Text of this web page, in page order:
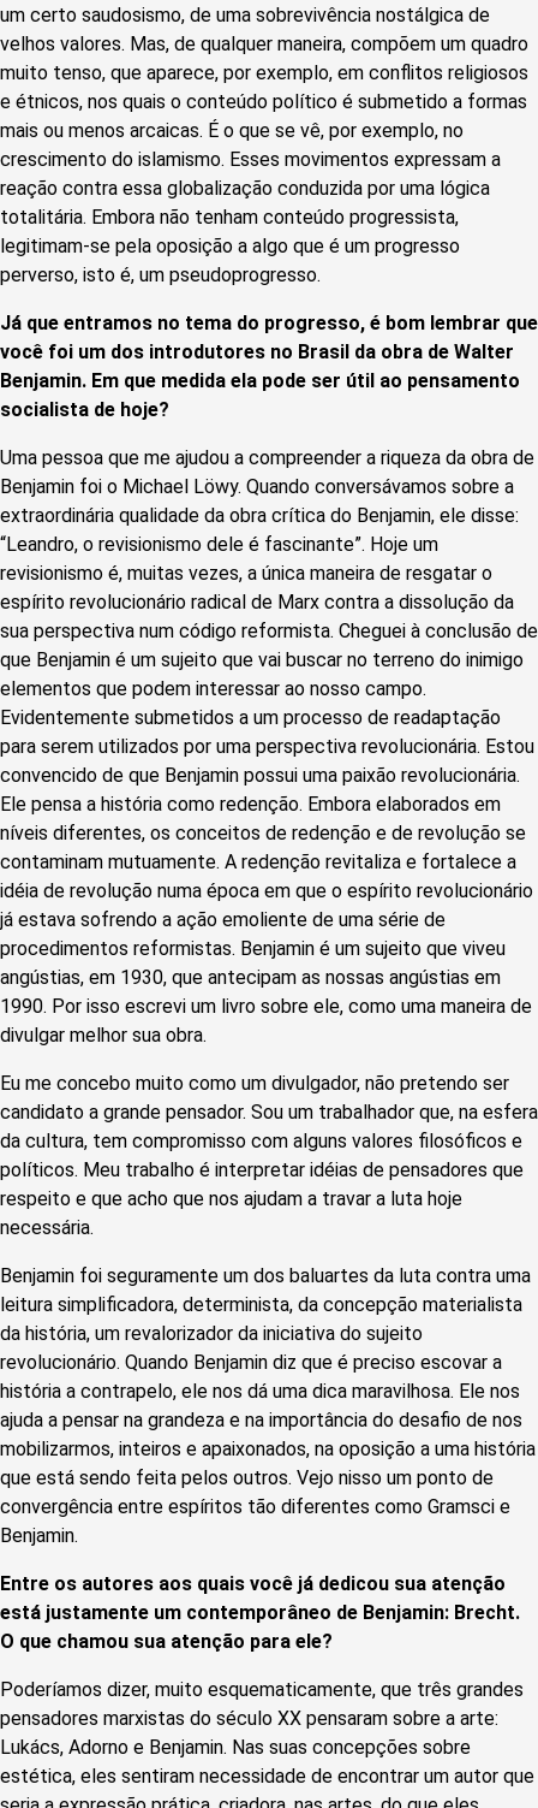
um certo saudosismo, de uma sobrevivência nostálgica de
velhos valores. Mas, de qualquer maneira, compõem um quadro
muito tenso, que aparece, por exemplo, em conflitos religiosos
e étnicos, nos quais o conteúdo político é submetido a formas
mais ou menos arcaicas. É o que se vê, por exemplo, no
crescimento do islamismo. Esses movimentos expressam a
reação contra essa globalização conduzida por uma lógica
totalitária. Embora não tenham conteúdo progressista,
legitimam-se pela oposição a algo que é um progresso
perverso, isto é, um pseudoprogresso.
Já que entramos no tema do progresso, é bom lembrar que
você foi um dos introdutores no Brasil da obra de Walter
Benjamin. Em que medida ela pode ser útil ao pensamento
socialista de hoje?
Uma pessoa que me ajudou a compreender a riqueza da obra de
Benjamin foi o Michael Löwy. Quando conversávamos sobre a
extraordinária qualidade da obra crítica do Benjamin, ele disse:
“Leandro, o revisionismo dele é fascinante”. Hoje um
revisionismo é, muitas vezes, a única maneira de resgatar o
espírito revolucionário radical de Marx contra a dissolução da
sua perspectiva num código reformista. Cheguei à conclusão de
que Benjamin é um sujeito que vai buscar no terreno do inimigo
elementos que podem interessar ao nosso campo.
Evidentemente submetidos a um processo de readaptação
para serem utilizados por uma perspectiva revolucionária. Estou
convencido de que Benjamin possui uma paixão revolucionária.
Ele pensa a história como redenção. Embora elaborados em
níveis diferentes, os conceitos de redenção e de revolução se
contaminam mutuamente. A redenção revitaliza e fortalece a
idéia de revolução numa época em que o espírito revolucionário
já estava sofrendo a ação emoliente de uma série de
procedimentos reformistas. Benjamin é um sujeito que viveu
angústias, em 1930, que antecipam as nossas angústias em
1990. Por isso escrevi um livro sobre ele, como uma maneira de
divulgar melhor sua obra.
Eu me concebo muito como um divulgador, não pretendo ser
candidato a grande pensador. Sou um trabalhador que, na esfera
da cultura, tem compromisso com alguns valores filosóficos e
políticos. Meu trabalho é interpretar idéias de pensadores que
respeito e que acho que nos ajudam a travar a luta hoje
necessária.
Benjamin foi seguramente um dos baluartes da luta contra uma
leitura simplificadora, determinista, da concepção materialista
da história, um revalorizador da iniciativa do sujeito
revolucionário. Quando Benjamin diz que é preciso escovar a
história a contrapelo, ele nos dá uma dica maravilhosa. Ele nos
ajuda a pensar na grandeza e na importância do desafio de nos
mobilizarmos, inteiros e apaixonados, na oposição a uma história
que está sendo feita pelos outros. Vejo nisso um ponto de
convergência entre espíritos tão diferentes como Gramsci e
Benjamin.
Entre os autores aos quais você já dedicou sua atenção
está justamente um contemporâneo de Benjamin: Brecht.
O que chamou sua atenção para ele?
Poderíamos dizer, muito esquematicamente, que três grandes
pensadores marxistas do século XX pensaram sobre a arte:
Lukács, Adorno e Benjamin. Nas suas concepções sobre
estética, eles sentiram necessidade de encontrar um autor que